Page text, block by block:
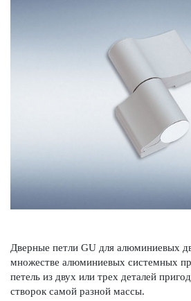
Дверные петли GU для алюминиевых
множестве алюминиевых сис­темных
петель из двух или трех дет­алей
створок самой разной массы.